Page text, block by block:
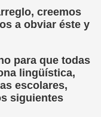
creemos
a obviar éste y
para que todas
lingüística,
escolares,
siguientes
(CPB de l'ONCE a